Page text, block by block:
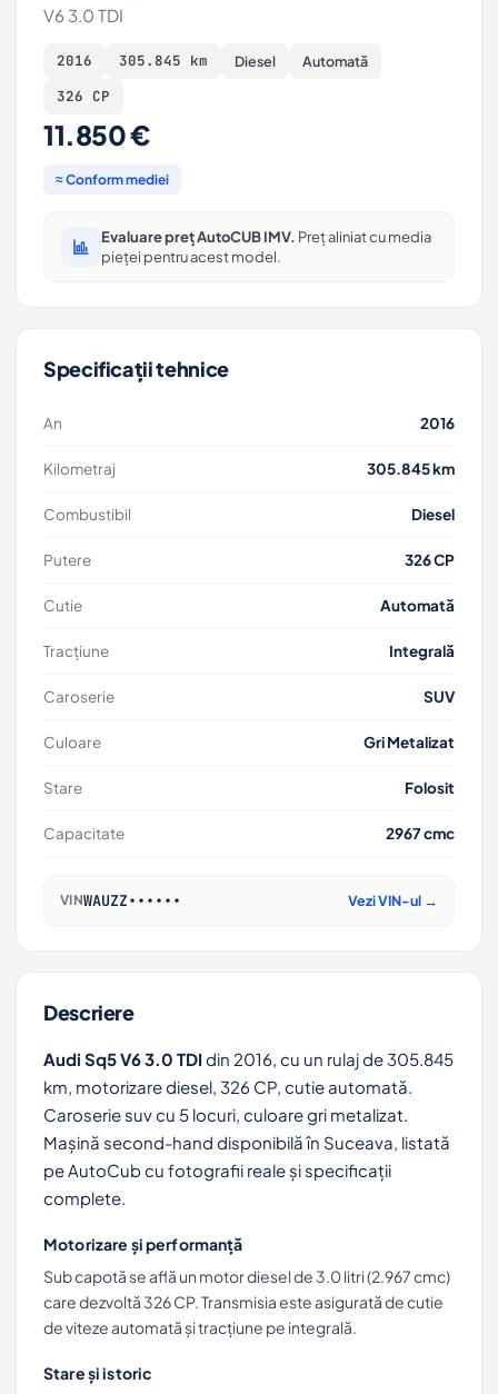
V6 3.0 TDI
2016 305.845 km Diesel Automată
326 CP
11.850 €
≈ Conform mediei
Evaluare preț AutoCUB IMV. Preț aliniat cu media
pieței pentru acest model.
Specificații tehnice
An 2016
Kilometraj 305.845 km
Combustibil Diesel
Putere 326 CP
Cutie Automată
Tracțiune Integrală
Caroserie SUV
Culoare Gri Metalizat
Stare Folosit
Capacitate 2967 cmc
VINWAUZZ•••••• Vezi VIN-ul →
Descriere
Audi Sq5 V6 3.0 TDIdin 2016, cu un rulaj de 305.845
km, motorizare diesel, 326 CP, cutie automată.
Caroserie suv cu 5 locuri, culoare gri metalizat.
Mașină second-hand disponibilă în Suceava, listată
pe AutoCub cu fotografii reale și specificații
complete.
Motorizare și performanță
Sub capotă se află un motor diesel de 3.0 litri (2.967 cmc)
care dezvoltă 326 CP. Transmisia este asigurată de cutie
de viteze automată și tracțiune pe integrală.
Stare și istoric